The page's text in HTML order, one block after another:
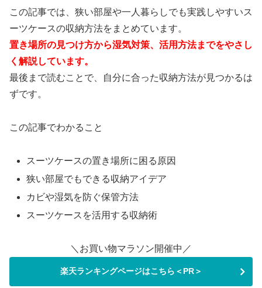
この記事では、狭い部屋や一人暮らしでも実践しやすいス
ーツケースの収納方法をまとめています。
置き場所の見つけ方から湿気対策、活用方法までをやさし
く解説しています。
最後まで読むことで、自分に合った収納方法が見つかるは
ずです。
この記事でわかること
スーツケースの置き場所に困る原因
狭い部屋でもできる収納アイデア
カビや湿気を防ぐ保管方法
スーツケースを活用する収納術
＼お買い物マラソン開催中／
楽天ランキングページはこちら＜PR＞